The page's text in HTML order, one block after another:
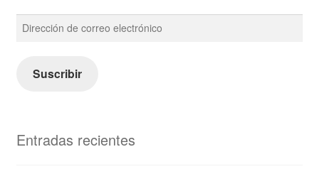
Dirección
de
electrónico
Suscribir
Entradas recientes